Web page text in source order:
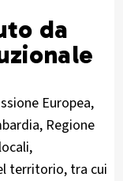
da
Europea,
Regione
territorio, tra cui